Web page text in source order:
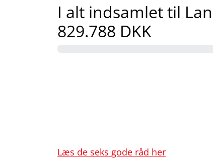
I alt indsamlet til
829.788 DKK
Læs de seks gode råd her